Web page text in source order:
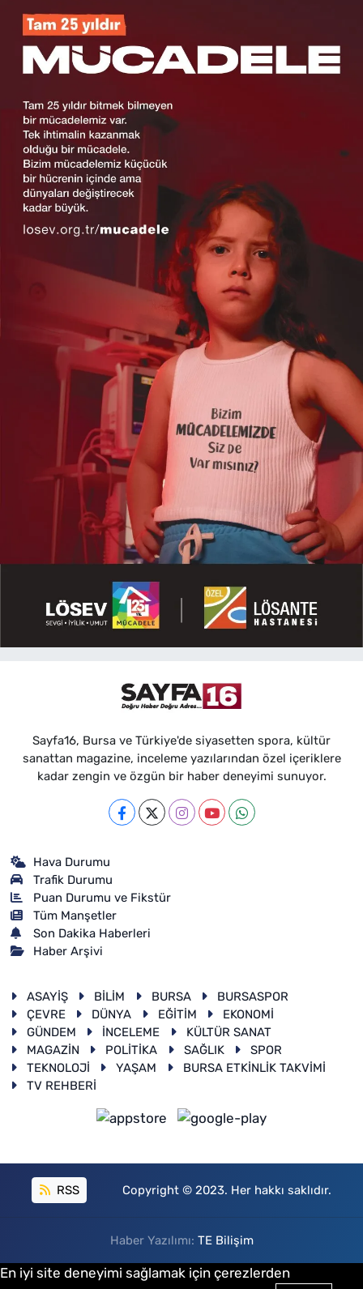
Sayfa16, Bursa ve Türkiye'de siyasetten spora, kültür
sanattan magazine, inceleme yazılarından özel içeriklere
kadar zengin ve özgün bir haber deneyimi sunuyor.
Hava Durumu
Trafik Durumu
Puan Durumu ve Fikstür
Tüm Manşetler
Son Dakika Haberleri
Haber Arşivi
ASAYİŞ BİLİM BURSA
BURSASPOR
ÇEVRE
DÜNYA EĞİTİM
EKONOMİ
GÜNDEM
İNCELEME
KÜLTÜR SANAT
MAGAZİN
POLİTİKA SAĞLIK
SPOR
TEKNOLOJİ
YAŞAM
BURSA ETKİNLİK TAKVİMİ
TV REHBERİ
RSS Copyright © 2023. Her hakkı saklıdır.
Haber Yazılımı: TE Bilişim
En iyi site deneyimi sağlamak için çerezlerden